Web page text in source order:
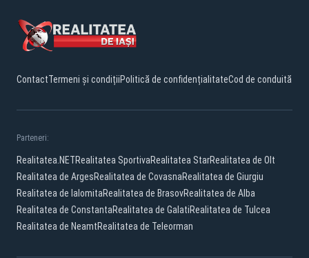
ContactTermeni și condițiiPolitică de confidențialitateCod de conduită
Parteneri:
Realitatea.NETRealitatea SportivaRealitatea StarRealitatea de Olt
Realitatea de ArgesRealitatea de CovasnaRealitatea de Giurgiu
Realitatea de IalomitaRealitatea de BrasovRealitatea de Alba
Realitatea de ConstantaRealitatea de GalatiRealitatea de Tulcea
Realitatea de NeamtRealitatea de Teleorman